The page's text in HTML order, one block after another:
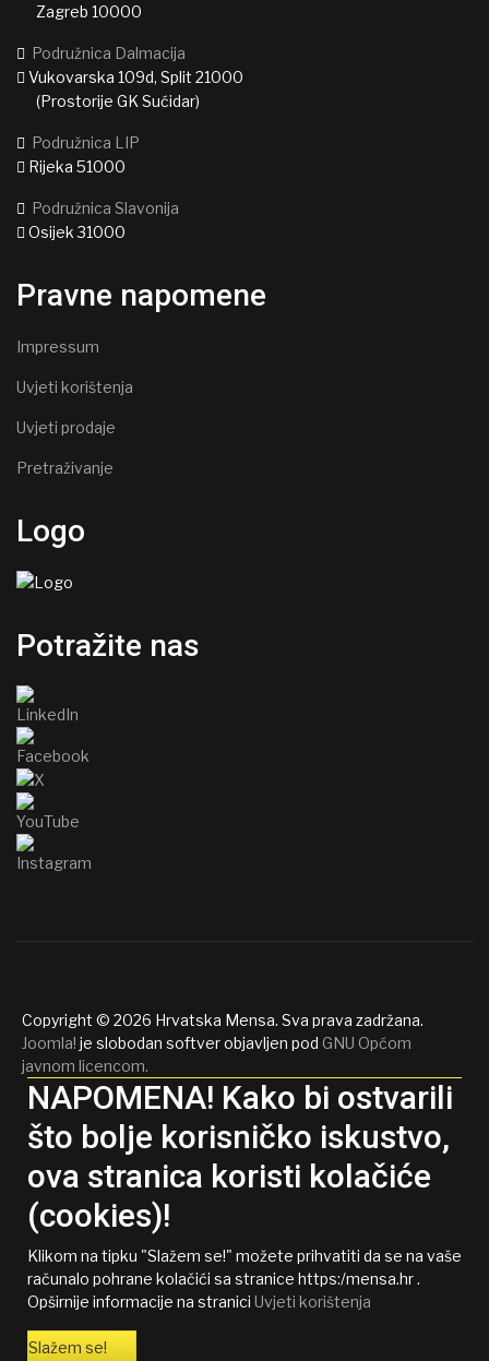
Zagreb 10000
Podružnica Dalmacija
Vukovarska 109d, Split 21000
(Prostorije GK Sućidar)
Podružnica LIP
Rijeka 51000
Podružnica Slavonija
Osijek 31000
Pravne napomene
Impressum
Uvjeti korištenja
Uvjeti prodaje
Pretraživanje
Logo
Potražite nas
Copyright © 2026 Hrvatska Mensa. Sva prava zadržana.
Joomla! je slobodan softver objavljen pod GNU Općom
javnom licencom.
NAPOMENA! Kako bi ostvarili
što bolje korisničko iskustvo,
ova stranica koristi kolačiće
(cookies)!
Klikom na tipku "Slažem se!" možete prihvatiti da se na vaše
računalo pohrane kolačići sa stranice https:/mensa.hr .
Opširnije informacije na stranici Uvjeti korištenja
Slažem se!